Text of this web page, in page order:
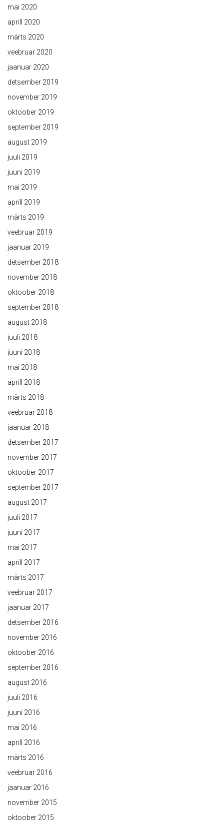
mai 2020
aprill 2020
märts 2020
veebruar 2020
jaanuar 2020
detsember 2019
november 2019
oktoober 2019
september 2019
august 2019
juuli 2019
juuni 2019
mai 2019
aprill 2019
märts 2019
veebruar 2019
jaanuar 2019
detsember 2018
november 2018
oktoober 2018
september 2018
august 2018
juuli 2018
juuni 2018
mai 2018
aprill 2018
märts 2018
veebruar 2018
jaanuar 2018
detsember 2017
november 2017
oktoober 2017
september 2017
august 2017
juuli 2017
juuni 2017
mai 2017
aprill 2017
märts 2017
veebruar 2017
jaanuar 2017
detsember 2016
november 2016
oktoober 2016
september 2016
august 2016
juuli 2016
juuni 2016
mai 2016
aprill 2016
märts 2016
veebruar 2016
jaanuar 2016
november 2015
oktoober 2015